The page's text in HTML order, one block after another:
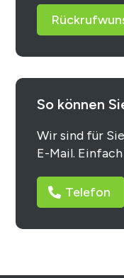
So können
Wir sind für
E-Mail.
Telefon